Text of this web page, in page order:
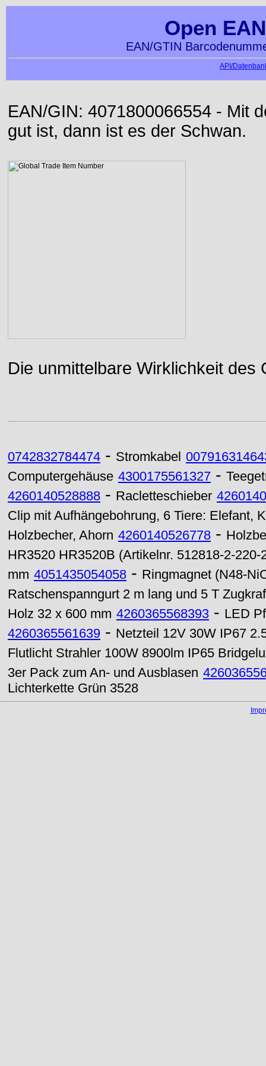
Open
EAN/GTIN
API/
EAN/GIN: 4071800066554 - Mit
gut ist, dann ist es der Schwan.
Die unmittelbare Wirklichkeit des
0742832784474 - Stromkabel
Computergehäuse 4300175561327 -
4260140528888 - Racletteschieber
Clip mit Aufhängebohrung, 6 Tiere: Elefant,
Holzbecher, Ahorn 4260140526778 -
HR3520 HR3520B (Artikelnr. 512818-2-220-
mm 4051435054058 - Ringmagnet (N48-
Ratschenspanngurt 2 m lang und 5 T
Holz 32 x 600 mm 4260365568393 - LED
4260365561639 - Netzteil 12V 30W IP67
Flutlicht Strahler 100W 8900lm IP65
3er Pack zum An- und Ausblasen
Lichterkette Grün 3528